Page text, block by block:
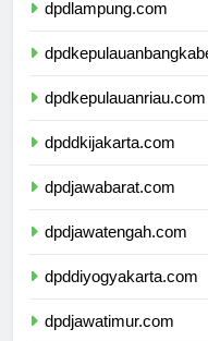
dpdlampung.com
dpdkepulauanriau.com
dpddkijakarta.com
dpdjawabarat.com
dpdjawatengah.com
dpddiyogyakarta.com
dpdjawatimur.com